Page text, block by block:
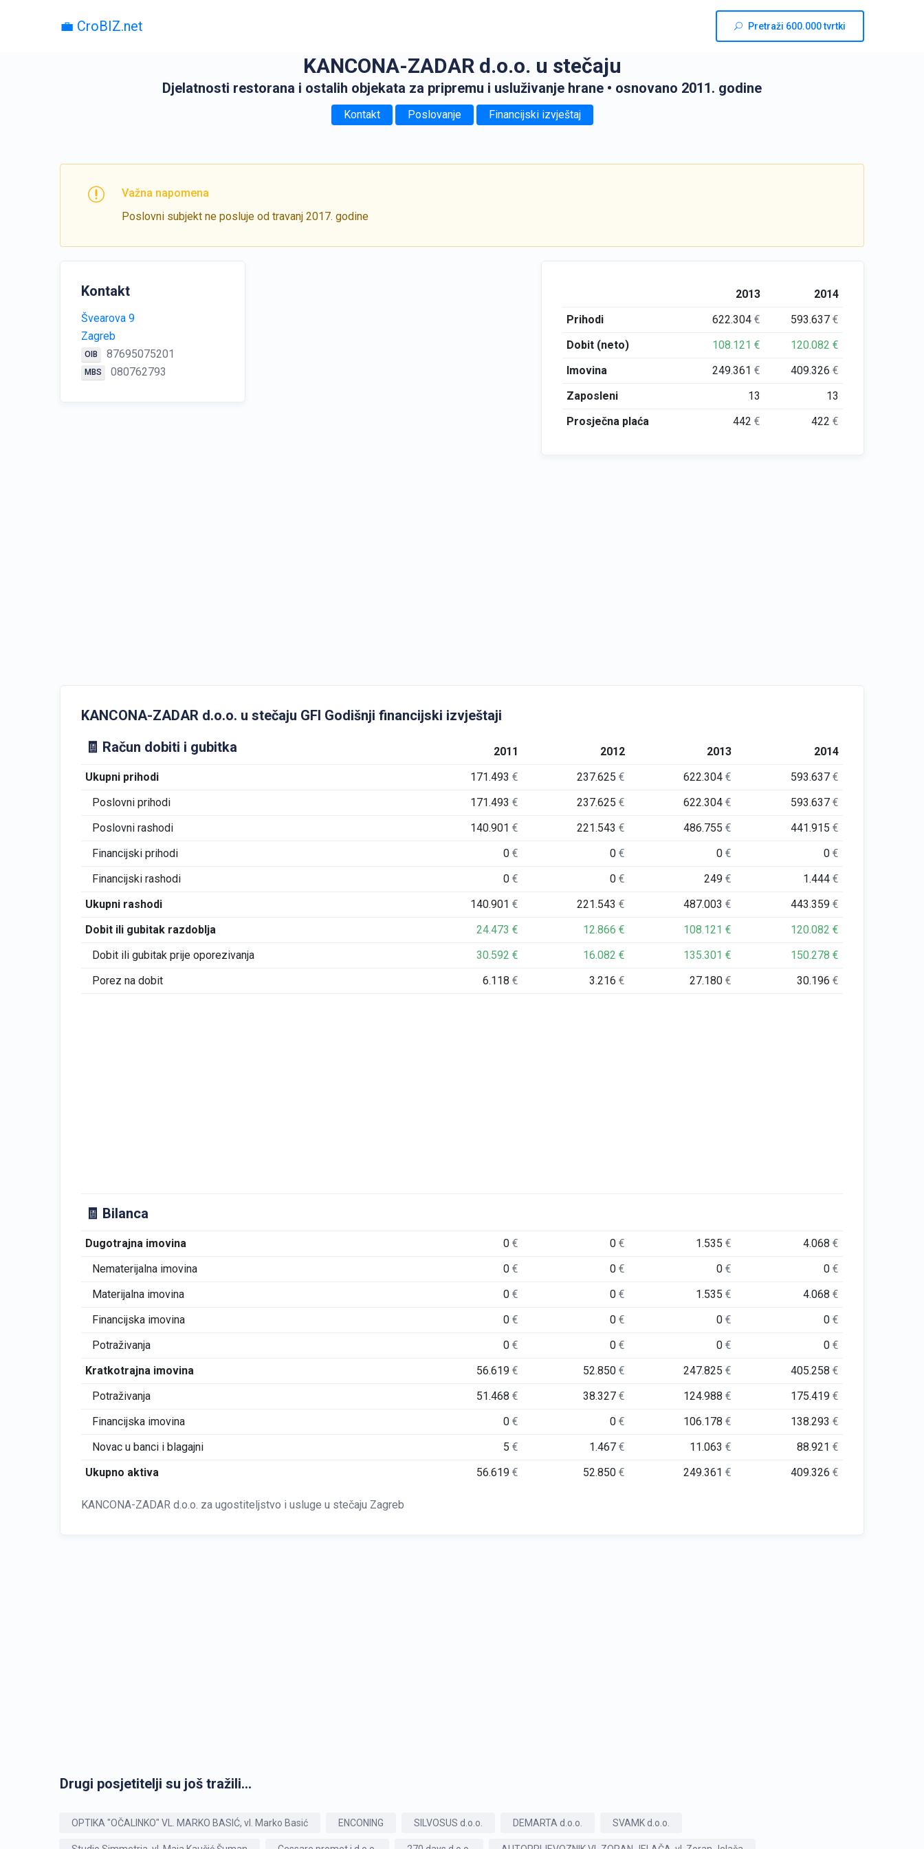
💼 CroBIZ.net Pretraži 600.000 tvrtki
KANCONA-ZADAR d.o.o. u stečaju
Djelatnosti restorana i ostalih objekata za pripremu i usluživanje hrane • osnovano 2011. godine
Kontakt Poslovanje Financijski izvještaj
Važna napomena
Poslovni subjekt ne posluje od travanj 2017. godine
Kontakt
Švearova 9
Zagreb
OIB 87695075201
MBS 080762793
2013
2014
Prihodi
622.304€ 593.637€
Dobit (neto)
108.121€ 120.082€
Imovina
249.361€ 409.326€
Zaposleni
13
13
Prosječna plaća
442€ 422€
KANCONA-ZADAR d.o.o. u stečaju GFI Godišnji financijski izvještaji
🧾 Račun dobiti i gubitka
2011 2012 2013
2014
Ukupni prihodi
171.493€ 237.625€ 622.304€ 593.637€
Poslovni prihodi
171.493€ 237.625€ 622.304€ 593.637€
Poslovni rashodi
140.901€ 221.543€ 486.755€ 441.915€
Financijski prihodi
0€ 0€ 0€ 0€
Financijski rashodi
0€ 0€ 249€ 1.444€
Ukupni rashodi
140.901€ 221.543€ 487.003€ 443.359€
Dobit ili gubitak razdoblja
24.473€ 12.866€ 108.121€ 120.082€
Dobit ili gubitak prije oporezivanja
30.592€ 16.082€ 135.301€ 150.278€
Porez na dobit
6.118€ 3.216€ 27.180€ 30.196€
🧾 Bilanca
Dugotrajna imovina 0€ 0€ 1.535€ 4.068€
Nematerijalna imovina
0€ 0€ 0€ 0€
Materijalna imovina
0€ 0€ 1.535€ 4.068€
Financijska imovina
0€ 0€ 0€ 0€
Potraživanja
0€ 0€ 0€ 0€
Kratkotrajna imovina
56.619€ 52.850€ 247.825€ 405.258€
Potraživanja
51.468€ 38.327€ 124.988€ 175.419€
Financijska imovina
0€ 0€ 106.178€ 138.293€
Novac u banci i blagajni
5€ 1.467€ 11.063€ 88.921€
Ukupno aktiva
56.619€ 52.850€ 249.361€ 409.326€
KANCONA-ZADAR d.o.o. za ugostiteljstvo i usluge u stečaju Zagreb
Drugi posjetitelji su još tražili...
OPTIKA "OČALINKO" VL. MARKO BASIĆ, vl. Marko Basić ENCONING SILVOSUS d.o.o. DEMARTA d.o.o. SVAMK d.o.o.